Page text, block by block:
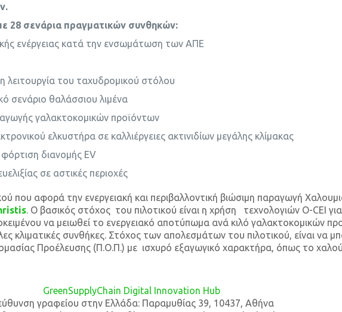
28 σενάρια πραγματικών συνθηκών:
ενέργειας κατά την ενσωμάτωση των ΑΠΕ
λειτουργία του ταχυδρομικού στόλου
σενάριο θαλάσσιου λιμένα
γαλακτοκομικών προϊόντων
ελκυστήρα σε καλλιέργειες ακτινιδίων μεγάλης κλίμακας
φόρτιση διανομής EV
σε αστικές περιοχές
που αφορά την ενεργειακή και περιβαλλοντική βιώσιμη παραγωγή
. Ο βασικός στόχος του πιλοτικού είναι η χρήση τεχνολογιών O-CEI
να μειωθεί το ενεργειακό αποτύπωμα ανά κιλό γαλακτοκομικών
κλιματικές συνθήκες. Στόχος των απολεσμάτων του πιλοτικού, είναι να
Προέλευσης (Π.Ο.Π.) με ισχυρό εξαγωγικό χαρακτήρα, όπως το
GreenSupplyChain Digital Innovation Hub
γραφείου στην Ελλάδα: Παραμυθίας 39, 10437, Αθήνα